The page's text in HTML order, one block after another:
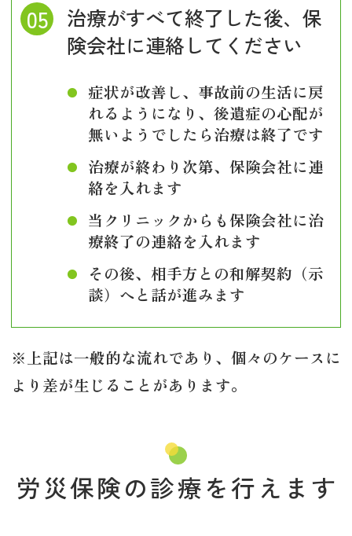
治療がすべて終了した後、保
険会社に連絡してください
症状が改善し、事故前の生活に戻
れるようになり、後遺症の心配が
無いようでしたら治療は終了です
治療が終わり次第、保険会社に連
絡を入れます
当クリニックからも保険会社に治
療終了の連絡を入れます
その後、相手方との和解契約（示
談）へと話が進みます
※上記は一般的な流れであり、個々のケースに
より差が生じることがあります。
労災保険の診療を行えます